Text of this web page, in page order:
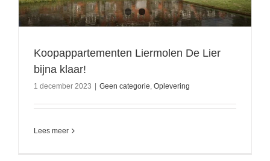
Koopappartementen Liermolen De Lier
bijna klaar!
1 december 2023 Geen categorie, Oplevering
Lees meer